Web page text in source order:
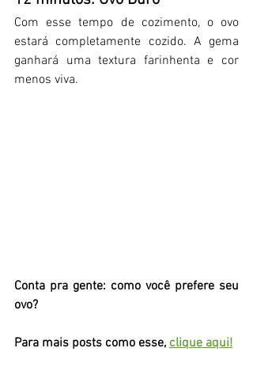
Com esse tempo de cozimento, o ovo
estará completamente cozido. A gema
ganhará uma textura farinhenta e cor
menos viva.
Conta pra gente: como você prefere seu
ovo?
Para mais posts como esse, clique aqui!